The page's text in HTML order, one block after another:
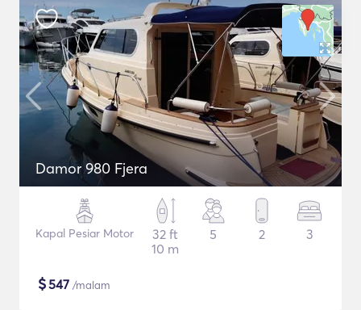
Damor 980 Fjera
Kapal Pesiar Motor
32 ft
10 m
5 2 3
$547 /malam